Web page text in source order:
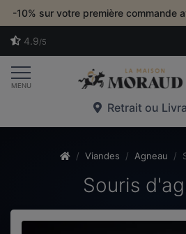
-10% sur votre première commande
4.9/5
Toggle navigation
MENU
Retrait ou
Viandes Agneau
Souris